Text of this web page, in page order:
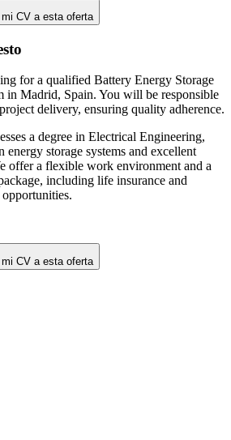
CV a esta oferta
for a qualified Battery Energy Storage
in Madrid, Spain. You will be responsible
delivery, ensuring quality adherence.
a degree in Electrical Engineering,
storage systems and excellent
offer a flexible work environment and a
including life insurance and
CV a esta oferta